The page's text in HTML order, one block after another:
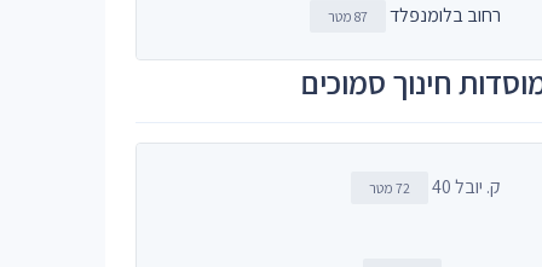
רחוב בלומנפלד 87 מטר
חינוך סמוכים
ק. יובל 40 72 מטר